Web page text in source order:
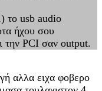
το usb audio
ήχου σου
την PCI σαν output.
αλλα ειχα φοβερο